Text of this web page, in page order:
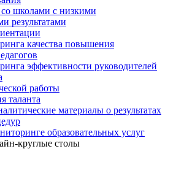
школами с низкими
результатами
качества повышения
эффективности руководителей
работы
таланта
материалы о результатах
образовательных услуг
круглые столы